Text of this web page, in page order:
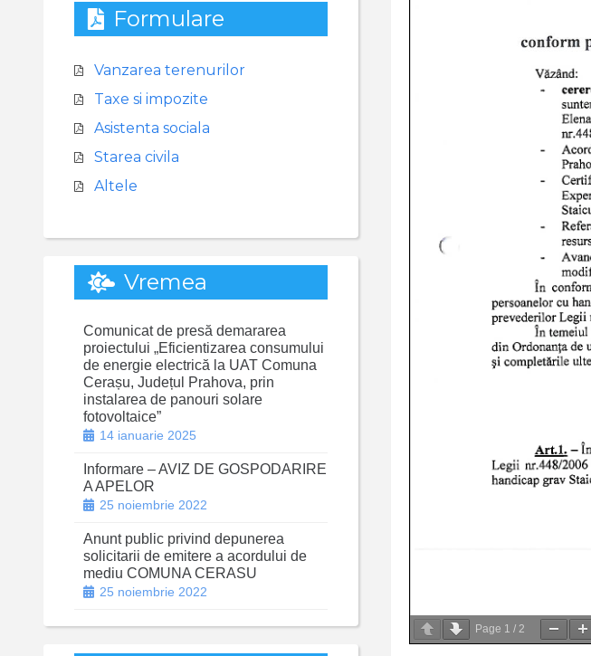
Page 1 / 2
Formulare
Vanzarea terenurilor
Taxe si impozite
Asistenta sociala
Starea civila
Altele
Vremea
Comunicat de presă demararea
proiectului „Eficientizarea consumului
de energie electrică la UAT Comuna
Cerașu, Județul Prahova, prin
instalarea de panouri solare
fotovoltaice”
14 ianuarie 2025
Informare – AVIZ DE GOSPODARIRE
A APELOR
25 noiembrie 2022
Anunt public privind depunerea
solicitarii de emitere a acordului de
mediu COMUNA CERASU
25 noiembrie 2022